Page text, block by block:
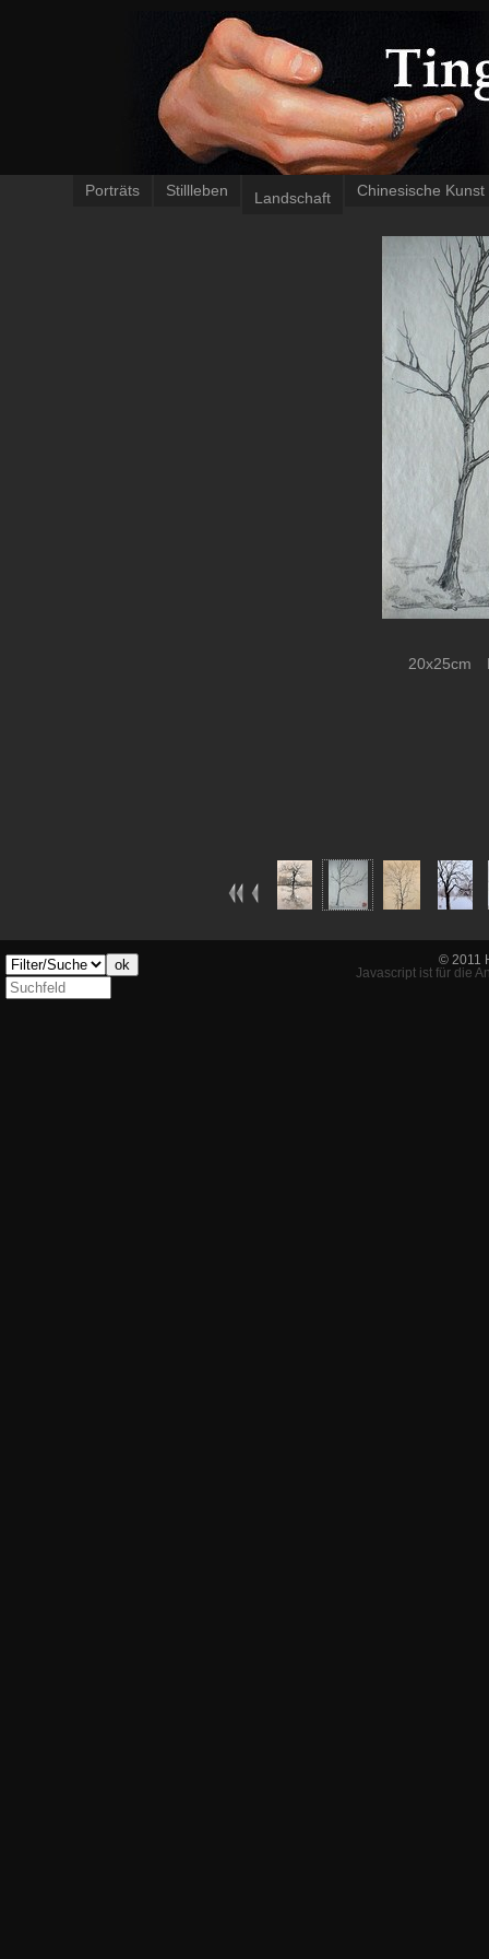
Porträts Stillleben Landschaft Chinesische Kunst
20x25cm
ok
© 2011
Javascript ist für die